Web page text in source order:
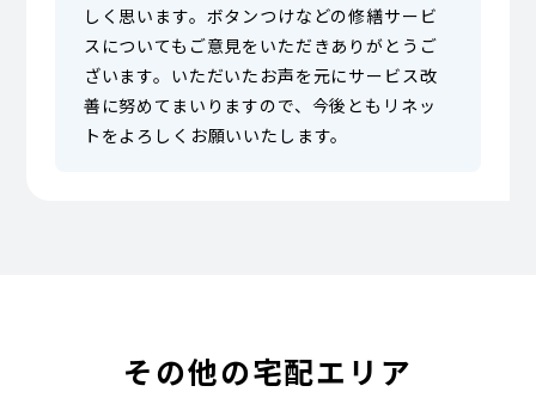
しく思います。ボタンつけなどの修繕サービ
スについてもご意見をいただきありがとうご
ざいます。いただいたお声を元にサービス改
善に努めてまいりますので、今後ともリネッ
トをよろしくお願いいたします。
その他の宅配エリア